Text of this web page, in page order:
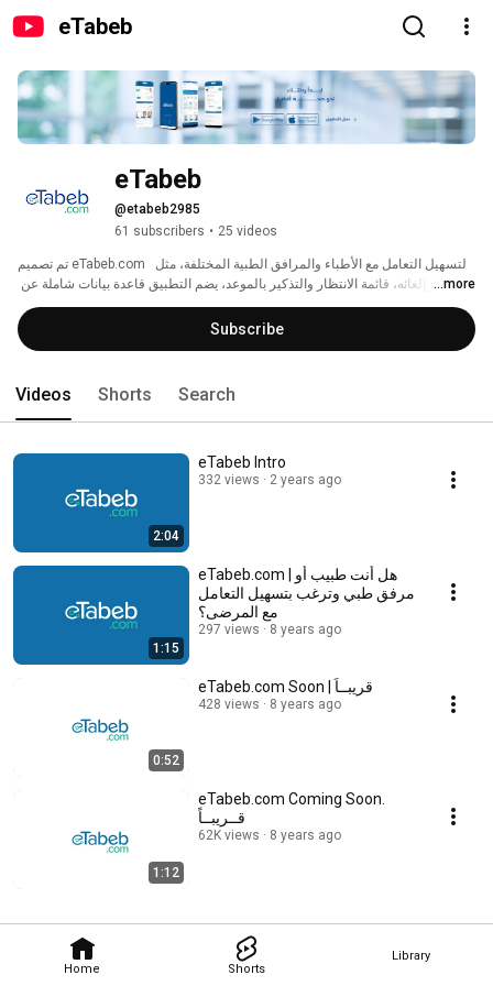
eTabeb
Home Shorts
Library
eTabeb
@etabeb2985
61 subscribers • 25 videos
تم تصميم eTabeb.com  لتسهيل التعامل مع الأطباء والمرافق الطبية المختلفة، مثل
الخدمات المتاحة بكل سهولة. كما يمكنهم الاطلاع على السيرة الذاتية للأطباء وطلب
...more
Subscribe
Videos Shorts Search
2:04
eTabeb Intro
332 views 2 years ago
1:15
eTabeb.com | هل أنت طبيب أو
مرفق طبي وترغب بتسهيل التعامل
مع المرضى؟
297 views 8 years ago
0:52
eTabeb.com Soon | قريبــاً
428 views 8 years ago
1:12
eTabeb.com Coming Soon.
قــريبــاً
62K views 8 years ago